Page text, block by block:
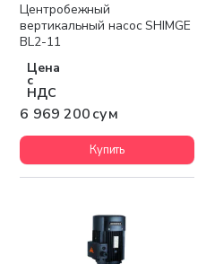
Центробежный
вертикальный насос SHIMGE
BL2-11
Цена
с
НДС
6 969 200 сум
Купить